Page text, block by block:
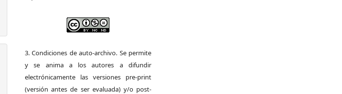
3. Condiciones de auto-archivo. Se permite
y se anima a los autores a difundir
electrónicamente las versiones pre-print
(versión antes de ser evaluada) y/o post-